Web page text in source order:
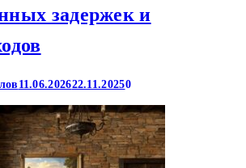
задержек и
11.06.202622.11.20250